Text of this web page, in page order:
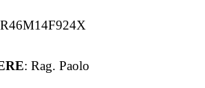
: Rag. Paolo